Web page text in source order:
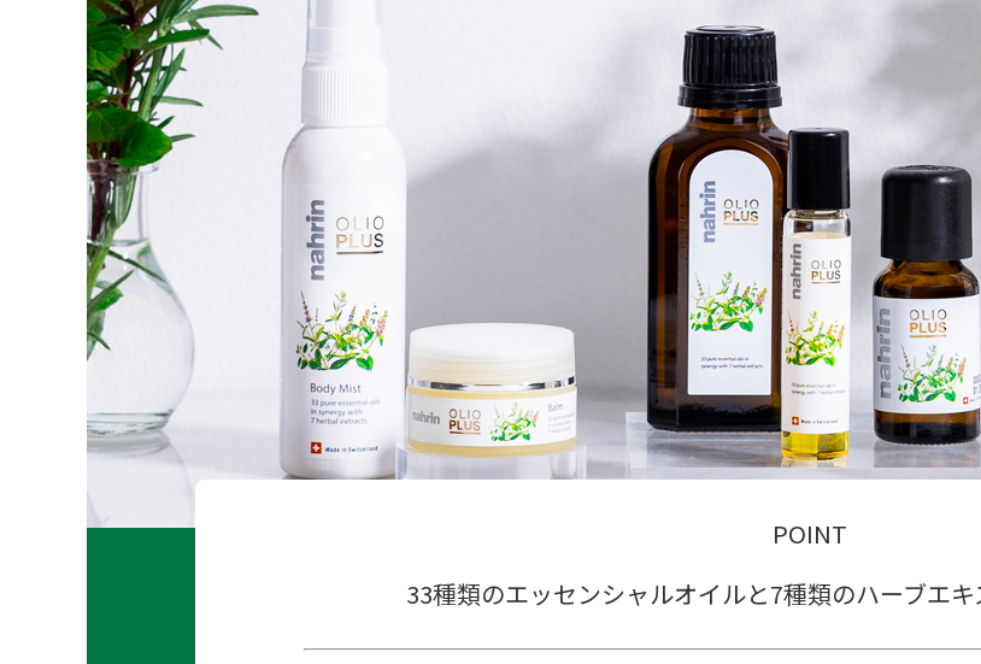
POINT
33種類のエッセンシャルオイルと7種類のハーブエ